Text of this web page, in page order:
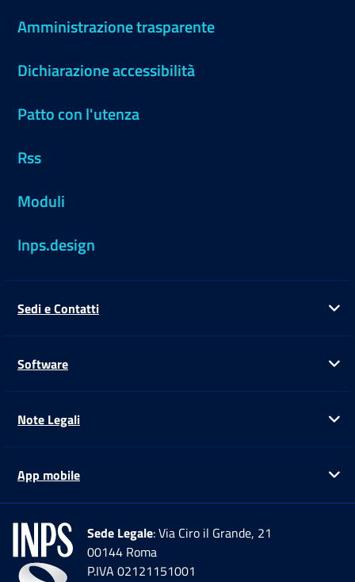
Amministrazione trasparente
Dichiarazione accessibilità
Patto con l'utenza
Rss
Moduli
Inps.design
Sedi e Contatti
Software
Note Legali
App mobile
Sede Legale: Via Ciro il Grande, 21
00144 Roma
P.IVA 02121151001